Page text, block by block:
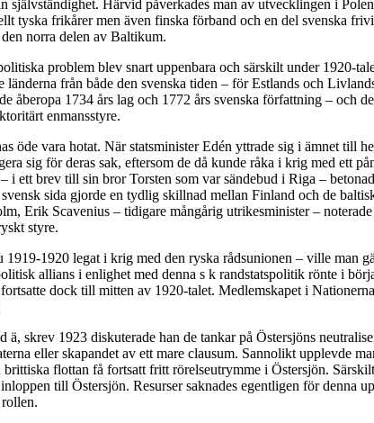
självständighet. Härvid påverkades man av utvecklingen i
tyska frikårer men även finska förband och en del svenska
norra delen av Baltikum.
problem blev snart uppenbara och särskilt under 1920-
från både den svenska tiden – för Estlands och
1734 års lag och 1772 års svenska författning – och
enmansstyre.
öde vara hotat. När statsminister Edén yttrade sig i ämnet till
sig för deras sak, eftersom de då kunde råka i krig med ett
brev till sin bror Torsten som var sändebud i Riga –
sida gjorde en tydlig skillnad mellan Finland och de
Erik Scavenius – tidigare mångårig utrikesminister –
styre.
1920 legat i krig med den ryska rådsunionen – ville man
allians i enlighet med denna s k randstatspolitik rönte i
dock till mitten av 1920-talet. Medlemskapet i
skrev 1923 diskuterade han de tankar på Östersjöns
eller skapandet av ett mare clausum. Sannolikt upplevde
flottan få fortsatt fritt rörelseutrymme i Östersjön.
till Östersjön. Resurser saknades egentligen för denna